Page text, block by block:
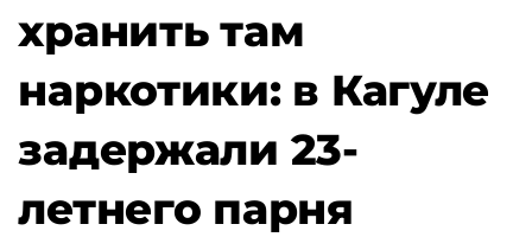
хранить там
наркотики: в Кагуле
задержали 23-
летнего парня